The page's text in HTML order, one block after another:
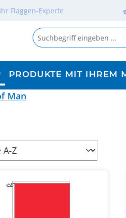
Flaggen-Experte
PRODUKTE MIT IHREM
Man